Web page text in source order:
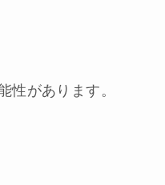
性があります。